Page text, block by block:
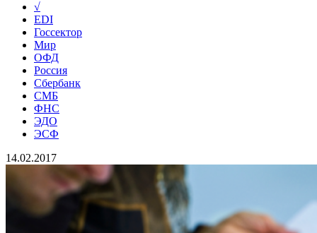
√
EDI
Госсектор
Мир
ОФД
Россия
Сбербанк
СМБ
ФНС
ЭДО
ЭСФ
14.02.2017